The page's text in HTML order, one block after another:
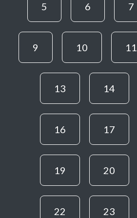
5 6 7
9 10 11
13 14
16 17
19 20
22 23